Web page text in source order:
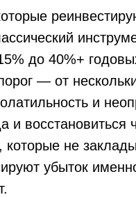
до 40%+
— от
и
и
не
убыток